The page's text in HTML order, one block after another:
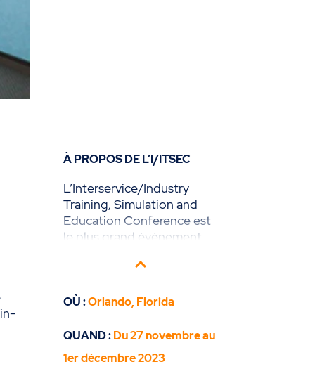
À PROPOS DE L’I/ITSEC
L’Interservice/Industry
Training, Simulation and
Education Conference est
le plus grand événement
de simulation et de
National Training and
(NTSA), l’I/ITSEC met en
lumière les programmes liés
à la défense et à la
OÙ :Orlando, Florida
QUAND :Du 27 novembre au
1er décembre 2023